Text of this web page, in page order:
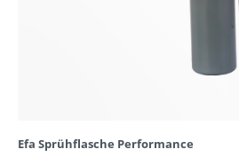
Efa Sprühflasche Performance